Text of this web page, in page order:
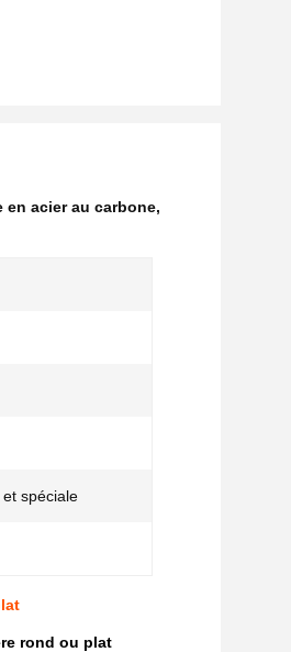
en acier au carbone,
spéciale
rond ou plat